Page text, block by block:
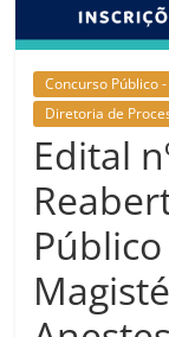
Concurso Público
Diretoria de
Edital